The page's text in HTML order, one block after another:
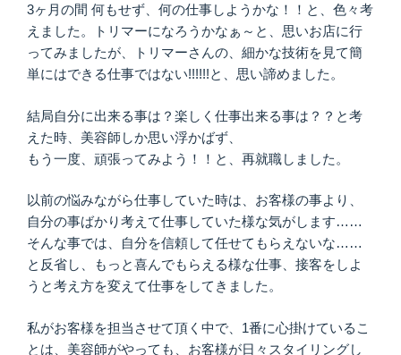
3ヶ月の間 何もせず、何の仕事しようかな！！と、色々考
えました。トリマーになろうかなぁ～と、思いお店に行
ってみましたが、トリマーさんの、細かな技術を見て簡
単にはできる仕事ではない!!!!!!と、思い諦めました。
結局自分に出来る事は？楽しく仕事出来る事は？？と考
えた時、美容師しか思い浮かばず、
もう一度、頑張ってみよう！！と、再就職しました。
以前の悩みながら仕事していた時は、お客様の事より、
自分の事ばかり考えて仕事していた様な気がします……
そんな事では、自分を信頼して任せてもらえないな……
と反省し、もっと喜んでもらえる様な仕事、接客をしよ
うと考え方を変えて仕事をしてきました。
私がお客様を担当させて頂く中で、1番に心掛けているこ
とは、美容師がやっても、お客様が日々スタイリングし